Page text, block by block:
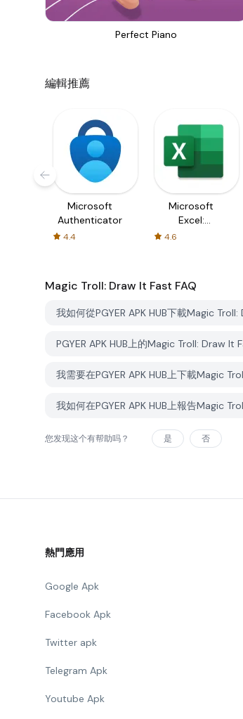
Perfect Piano
編輯推薦
Microsoft
Authenticator
4.4
Microsoft
Excel:
Spreadsheets
4.6
Magic Troll: Draw It Fast FAQ
我如何從PGYER APK HUB下載Magic
PGYER APK HUB上的Magic Troll: Draw It
我需要在PGYER APK HUB上下載Magic
我如何在PGYER APK HUB上報告Magic
您发现这个有帮助吗？ 是 否
熱門應用
Google Apk
Facebook Apk
Twitter apk
Telegram Apk
Youtube Apk